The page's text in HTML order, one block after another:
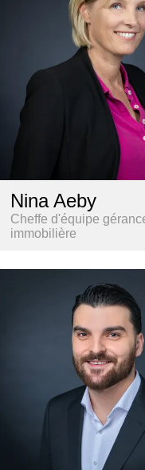
Nina Aeby
Cheffe d'équipe
immobilière